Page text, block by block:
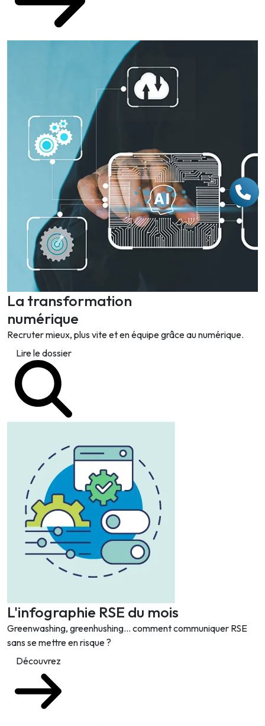
La transformation
numérique
Recruter mieux, plus vite et en équipe grâce au numérique.
Lire le dossier
L'infographie RSE du mois
Greenwashing, greenhushing… comment communiquer RSE
sans se mettre en risque ?
Découvrez